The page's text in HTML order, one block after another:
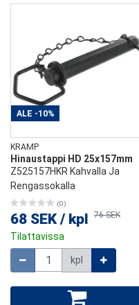
ALE -10%
KRAMP
Hinaustappi HD 25x157mm
Z525157HKR Kahvalla Ja
Rengassokalla
(0)
68 SEK / kpl 76 SEK
Tilattavissa
kpl